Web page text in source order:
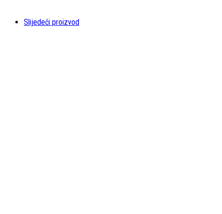
Slijedeći proizvod